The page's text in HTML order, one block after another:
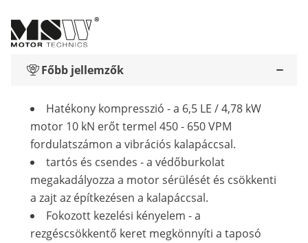
Főbb jellemzők
Hatékony kompresszió - a 6,5 LE / 4,78 kW
motor 10 kN erőt termel 450 - 650 VPM
fordulatszámon a vibrációs kalapáccsal.
tartós és csendes - a védőburkolat
megakadályozza a motor sérülését és csökkenti
a zajt az építkezésen a kalapáccsal.
Fokozott kezelési kényelem - a
rezgéscsökkentő keret megkönnyíti a taposó